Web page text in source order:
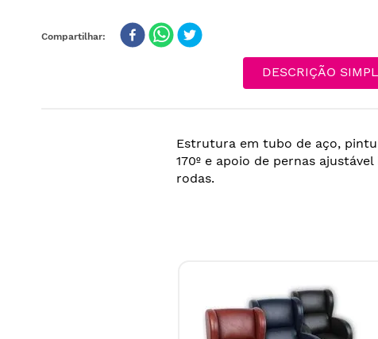
DESCRIÇÃO
Estrutura em tubo de aço,
170º e apoio de pernas
rodas.